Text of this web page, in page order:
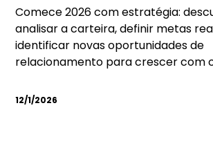
Comece 2026 com estratégia:
analisar a carteira, definir metas
identificar novas oportunidades de
relacionamento para crescer com
12/1/2026